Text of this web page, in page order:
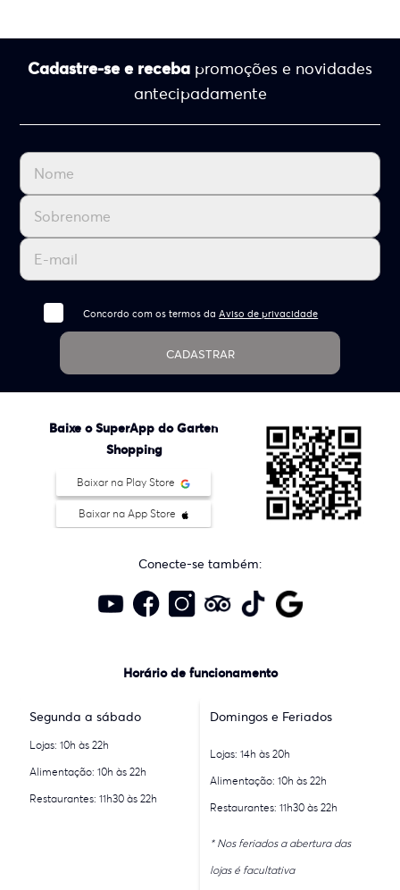
Cadastre-se e receba promoções e novidades
antecipadamente
Concordo com os termos daAviso de privacidade
CADASTRAR
Baixe o SuperApp do Garten
Shopping
Baixar na Play Store
Baixar na App Store
Conecte-se também:
Horário de funcionamento
Segunda a sábado
Lojas: 10h às 22h
Alimentação: 10h às 22h
Restaurantes: 11h30 às 22h
Domingos e Feriados
Lojas: 14h às 20h
Alimentação: 10h às 22h
Restaurantes: 11h30 às 22h
* Nos feriados a abertura das
lojas é facultativa